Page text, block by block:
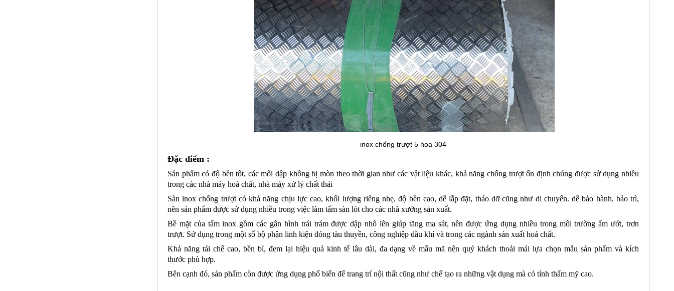
inox chống trượt 5 hoa 304
Đặc điểm :
Sản phẩm có độ bền tốt, các mối dập không bị mòn theo thời gian như các vật liệu khác, khả năng chống trượt ổn định chúng được sử dụng nhiều
trong các nhà máy hoá chất, nhà máy xử lý chất thải
Sàn inox chống trượt có khả năng chịu lực cao, khối lượng riêng nhẹ, độ bền cao, dễ lắp đặt, tháo dỡ cũng như di chuyển. dễ bảo hành, bảo trì,
nên sản phẩm được sử dụng nhiều trong việc làm tấm sàn lót cho các nhà xưởng sản xuất.
Bề mặt của tấm inox gồm các gân hình trái trám được dập nhô lên giúp tăng ma sát, nên được ứng dụng nhiều trong môi trường ẩm ướt, trơn
trượt. Sử dụng trong một số bộ phận linh kiện đóng tàu thuyền, công nghiệp dầu khí và trong các ngành sản xuất hoá chất.
Khả năng tái chế cao, bền bỉ, đem lại hiệu quả kinh tế lâu dài, đa dạng về mẫu mã nên quý khách thoải mái lựa chọn mẫu sản phẩm và kích
thước phù hợp.
Bên cạnh đó, sản phẩm còn được ứng dụng phổ biến để trang trí nội thất cũng như chế tạo ra những vật dụng mà có tính thẩm mỹ cao.